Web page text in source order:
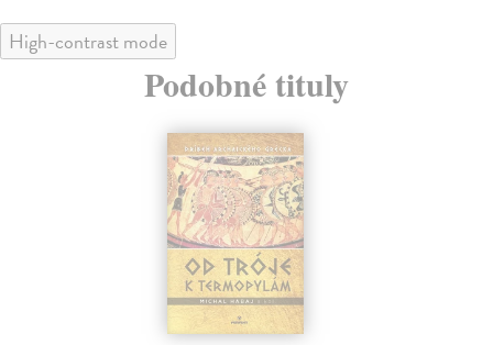
High-contrast mode
Podobné tituly